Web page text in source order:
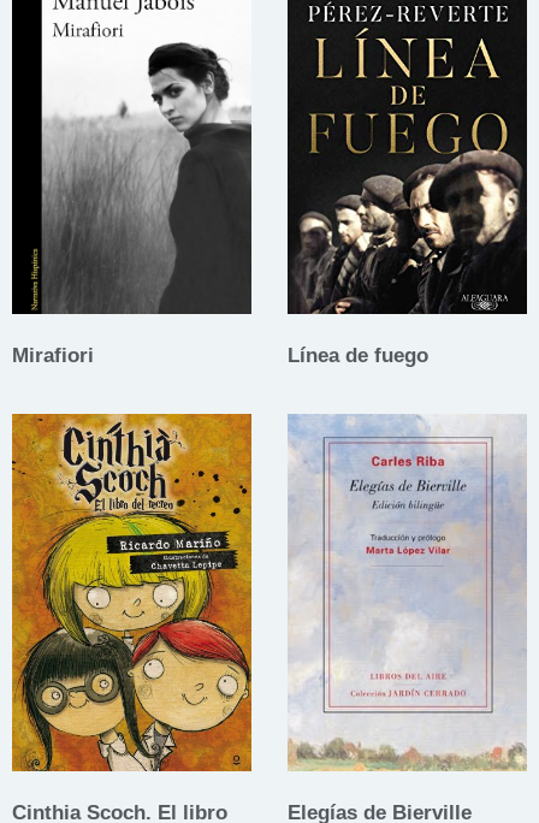
Mirafiori Línea de fuego
Cinthia Scoch. El libro
Elegías de Bierville